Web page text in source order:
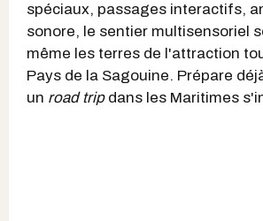
spéciaux, passages interactifs,
sonore, le sentier multisensoriel
même les terres de l'attraction
Pays de la Sagouine. Prépare
un road tripdans les Maritimes